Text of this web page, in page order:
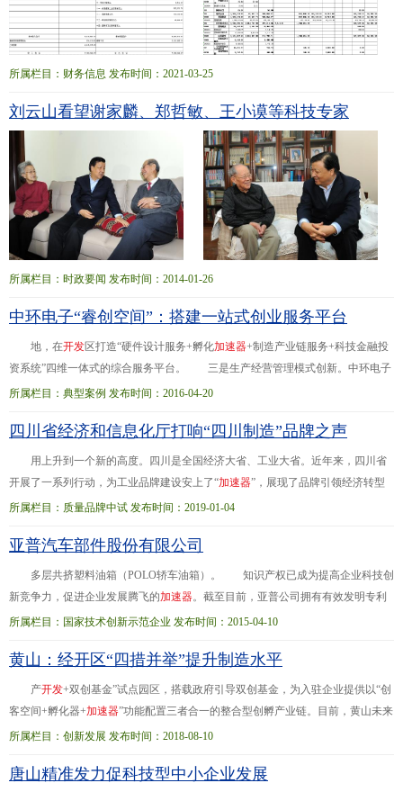
所属栏目：财务信息 发布时间：2021-03-25
刘云山看望谢家麟、郑哲敏、王小谟等科技专家
所属栏目：时政要闻 发布时间：2014-01-26
中环电子“睿创空间”：搭建一站式创业服务平台
地，在开发区打造“硬件设计服务+孵化加速器+制造产业链服务+科技金融投
资系统”四维一体式的综合服务平台。 三是生产经营管理模式创新。中环电子
集团积极推进企业与高校、科研院所、外部技术团队进行技术合作，促进技术创
3.5万平方米的产业化平台，一站式解决企业从初创、成长至壮大所需的空间、资
金、平台和服务。天津中环智地孵化平台预计每年引进10~15家智能硬件类创业项
目团队。
所属栏目：典型案例 发布时间：2016-04-20
四川省经济和信息化厅打响“四川制造”品牌之声
用上升到一个新的高度。四川是全国经济大省、工业大省。近年来，四川省
开展了一系列行动，为工业品牌建设安上了“加速器”，展现了品牌引领经济转型
发展的强大动力。今年1-11月，全省规模以上工业增加值同比增长8.3%，增速比
关负责人表示，四川省即将出台《“四川制造”品牌提升三年行动计划（2019-
）》，将大力实施“品牌强基、品牌培育、品牌传播”行动，进一步聚合工业
企业
所属栏目：质量品牌中试 发布时间：2019-01-04
亚普汽车部件股份有限公司
多层共挤塑料油箱（POLO轿车油箱）。 知识产权已成为提高企业科技创
新竞争力，促进企业发展腾飞的加速器。截至目前，亚普公司拥有有效发明专利
15件。2013年，参与制定国家标准和行业标准，其中国家标准“京6阶段加油排放
司”)专业从事汽车塑料油箱系统开发、制造和销售，是国内最大、全球第三的汽
车油箱系统制造集团化企业、国家高新技术企业、国家技术创新示范企业。亚普
公司研
所属栏目：国家技术创新示范企业 发布时间：2015-04-10
黄山：经开区“四措并举”提升制造水平
产开发+双创基金”试点园区，搭载政府引导双创基金，为入驻企业提供以“创
客空间+孵化器+加速器”功能配置三者合一的整合型创孵产业链。目前，黄山未来
科技城已入驻招商企业10余家，行业涵盖汽车电子、先进制造等高新技术产业。
量发展。1-6月，规上工业增加值同比增长21.6%；工业投资同比增长10%，其中
所属栏目：创新发展 发布时间：2018-08-10
唐山精准发力促科技型中小企业发展